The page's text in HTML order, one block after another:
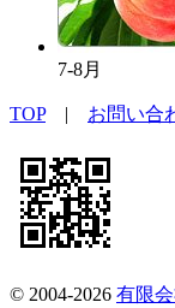
7-8月
TOP| お問い合
© 2004-2026 有限